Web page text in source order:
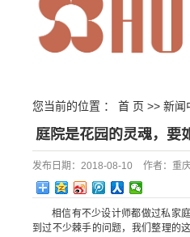
您当前的位置 ： 首 页 >> 新闻
庭院是花园的灵魂，要
发布日期： 2018-08-10 作者： 重
相信有不少设计师都做过私家
到过不少棘手的问题，我们整理的